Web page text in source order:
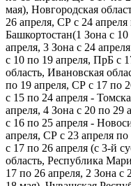
мая), Новгородская
26 апреля, СР с 24
Башкортостан(1 Зона с
апреля, 3 Зона с 24
с 10 по 19 апреля, ПрБ с
область, Ивановская
по 19 апреля, СР с 17 по
с 15 по 24 апреля -
апреля, 4 Зона с 20 по 29
с 16 по 25 апреля -
апреля, СР с 23 апреля по
с 17 по 26 апреля (с 3-й
область, Республика
17 по 26 апреля, 2 Зона с